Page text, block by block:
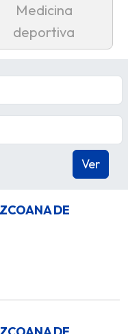
Medicina
deportiva
DE